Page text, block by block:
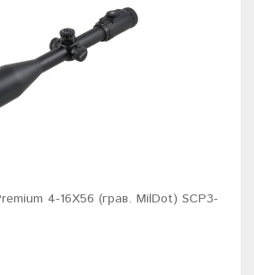
4-16X56 (грав. MilDot) SCP3-